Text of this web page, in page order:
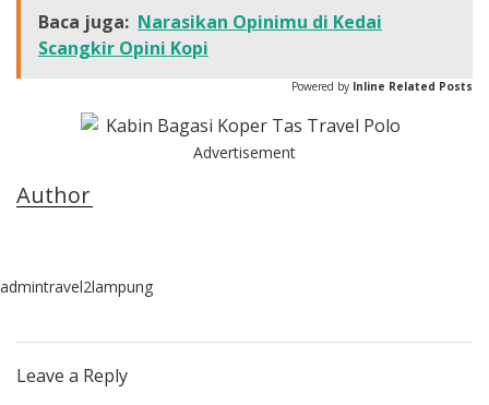
Baca juga: Narasikan Opinimu di Kedai
Scangkir Opini Kopi
Powered by Inline Related Posts
Advertisement
Author
admintravel2lampung
Leave a Reply